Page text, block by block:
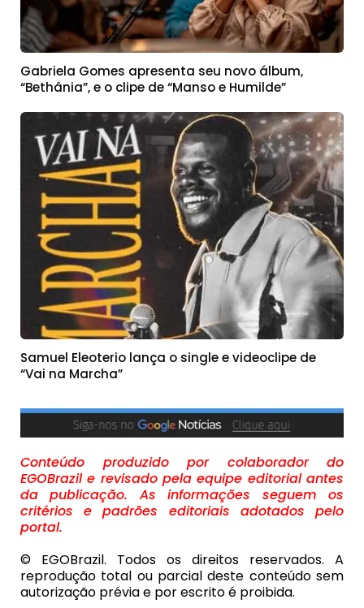
Gabriela Gomes apresenta seu novo álbum,
“Bethânia”, e o clipe de “Manso e Humilde”
Samuel Eleoterio lança o single e videoclipe de
“Vai na Marcha”
Conteúdo produzido por colaborador do
EGOBrazil e revisado pela equipe editorial antes
da publicação. As informações seguem os
critérios e padrões editoriais adotados pelo
portal.
© EGOBrazil. Todos os direitos reservados. A
reprodução total ou parcial deste conteúdo sem
autorização prévia e por escrito é proibida.